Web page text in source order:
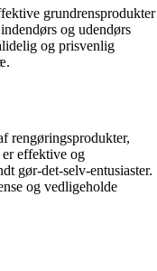
grundrensprodukter
og udendørs
og prisvenlig
rengøringsprodukter,
effektive og
gør-det-selv-entusiaster.
og vedligeholde